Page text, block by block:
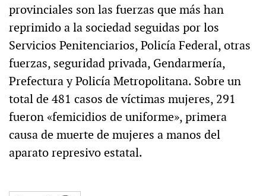
provinciales son las fuerzas que más han
reprimido a la sociedad seguidas por los
Servicios Penitenciarios, Policía Federal, otras
fuerzas, seguridad privada, Gendarmería,
Prefectura y Policía Metropolitana. Sobre un
total de 481 casos de víctimas mujeres, 291
fueron «femicidios de uniforme», primera
causa de muerte de mujeres a manos del
aparato represivo estatal.